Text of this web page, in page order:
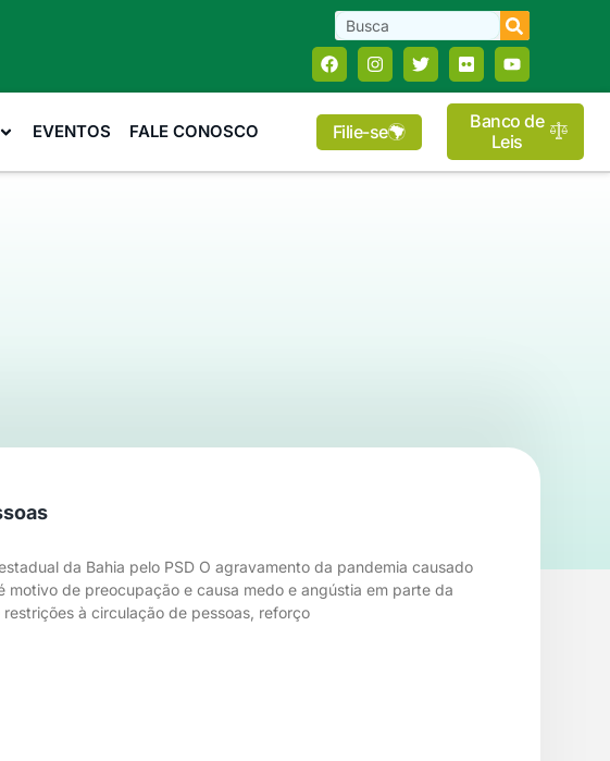
EVENTOS FALE CONOSCO Filie-se
Banco de
Leis
da Bahia pelo PSD O agravamento da pandemia causado
motivo de preocupação e causa medo e angústia em parte da
à circulação de pessoas, reforço